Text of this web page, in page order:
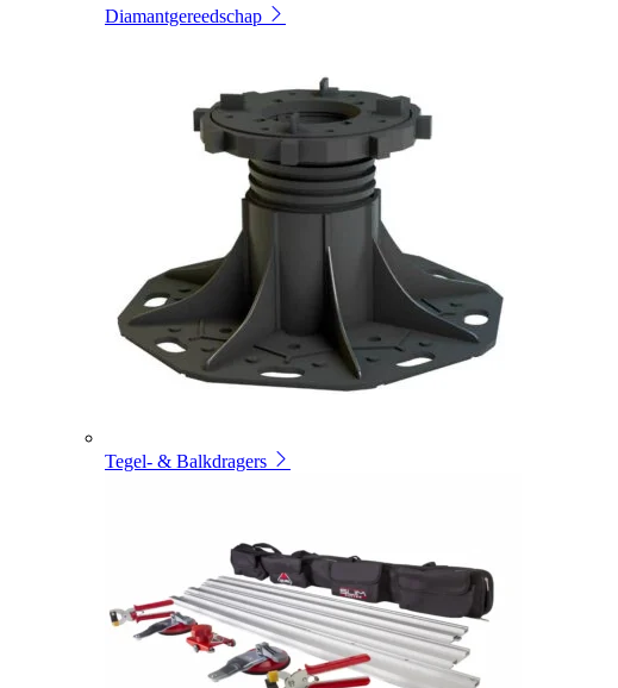
Diamantgereedschap
Tegel- & Balkdragers